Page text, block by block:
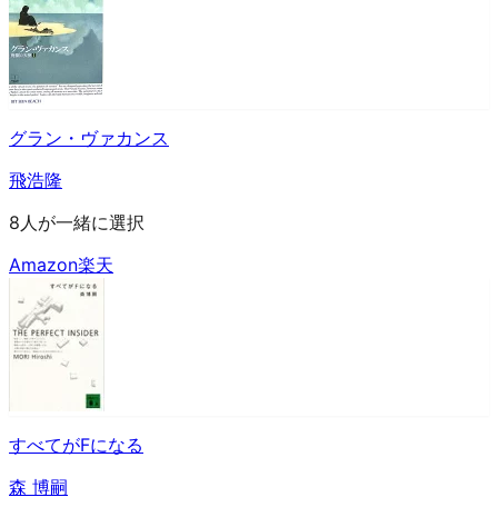
グラン・ヴァカンス
飛浩隆
8人が一緒に選択
Amazon楽天
すべてがFになる
森 博嗣